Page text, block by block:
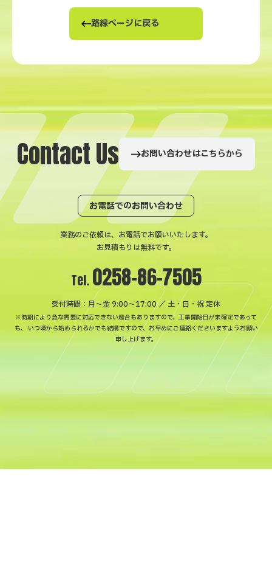
路線ページに戻る
ContactUs お問い合わせはこちらから
お電話でのお問い合わせ
業務のご依頼は、お電話でお願いいたします。
お見積もりは無料です。
Tel.0258-86-7505
受付時間：月〜金 9:00～17:00 ／ 土・日・祝 定休
※時期により急な需要に対応できない場合もありますので、工事開始日が未確定であって
も、
いつ頃から始められるかでも結構ですので、お早めにご連絡くださいますようお願い
申し上げます。